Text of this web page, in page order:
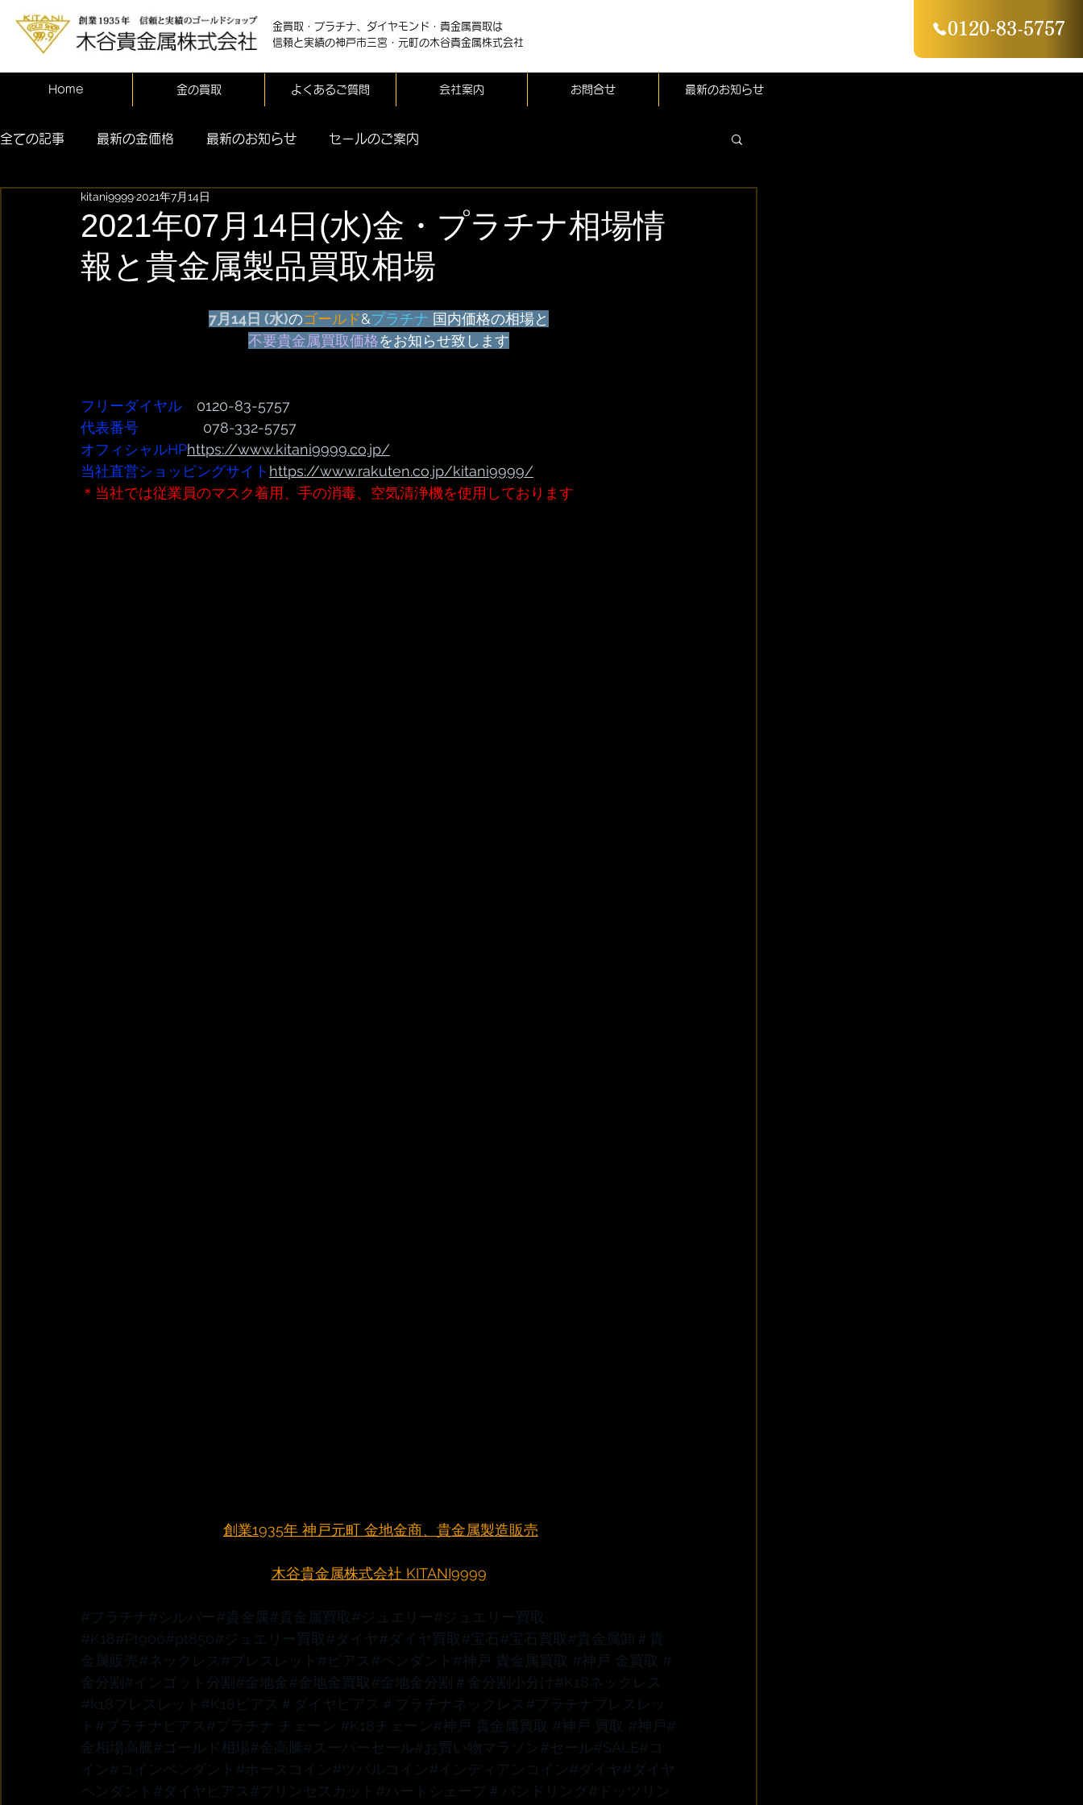
0120-83-5757
金買取・プラチナ、ダイヤモンド・貴金属買取は
信頼と実績の神戸市三宮・元町の木谷貴金属株式会社
Home 金の買取 よくあるご質問 会社案内 お問合せ 最新のお知らせ
全ての記事 最新の金価格 最新のお知らせ セールのご案内
2021年07月14日(水)金・プラチナ相場情
報と貴金属製品買取相場
kitani99992021年7月14日
7月14日 (水)のゴールド&プラチナ 国内価格の相場と
不要貴金属買取価格をお知らせ致します
フリーダイヤル 0120-83-5757
代表番号
              078-332-5757
オフィシャルHPhttps://www.kitani9999.co.jp/
当社直営ショッピングサイト https://www.rakuten.co.jp/kitani9999/
＊当社では従業員のマスク着用、手の消毒、空気清浄機を使用しております
創業1935年 神戸元町 金地金商、貴金属製造販売
木谷貴金属株式会社 KITANI9999
#プラチナ #シルバー#貴金属#貴金属買取 #ジュエリー#ジュエリー買取
#K18#Pt900#pt850#ジュエリー買取 #ダイヤ#ダイヤ買取 #宝石 #宝石買取 #貴金属卸 ＃貴
金属販売#ネックレス #ブレスレット #ピアス #ペンダント #神戸 貴金属買取 #神戸 金買取 #
金分割 #インゴット分割 #金地金 #金地金買取 #金地金分割 ＃金分割小分け #K18ネックレス
#k18ブレスレット #K18ピアス ＃ダイヤピアス ＃プラチナネックレス #プラチナブレスレッ
ト #プラチナピアス #プラチナ チェーン #K18チェーン#神戸 貴金属買取 #神戸 買取 #神戸#
金相場高騰#ゴールド相場 #金高騰#スーパーセール#お買い物マラソン#セール#SALE#コ
イン#コインペンダント #ホースコイン#ツバルコイン#インディアンコイン#ダイヤ#ダイヤ
ペンダント #ダイヤピアス #プリンセスカット #ハートシェープ ＃バンドリング#ドッツリン